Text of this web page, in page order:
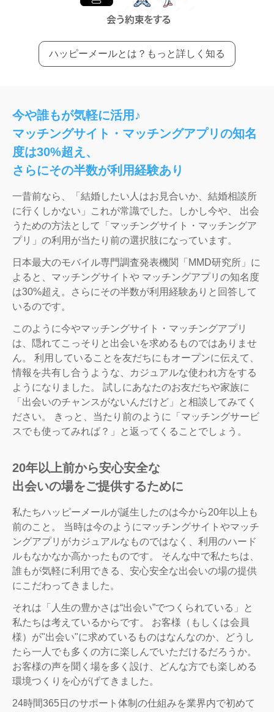
ハッピーメールとは？もっと詳しく知る
今や誰もが気軽に活用♪
マッチングサイト・マッチングアプリの知名
度は30%超え、
さらにその半数が利用経験あり
一昔前なら、「結婚したい人はお見合いか、結婚相談所
に行くしかない」これが常識でした。しかし今や、 出会
うための方法として「マッチングサイト・マッチングア
プリ」の利用が当たり前の選択肢になっています。
日本最大のモバイル専門調査発表機関「MMD研究所」に
よると、マッチングサイトや マッチングアプリの知名度
は30%超え。さらにその半数が利用経験ありと回答して
いるのです。
このように今やマッチングサイト・マッチングアプリ
は、隠れてこっそりと出会いを求めるものではありませ
ん。 利用していることを友だちにもオープンに伝えて、
情報を共有し合うような、カジュアルな使われ方をする
ようになりました。 試しにあなたのお友だちや家族に
「出会いのチャンスがないんだけど」と相談してみてく
ださい。 きっと、当たり前のように「マッチングサービ
スでも使ってみれば？」と返ってくることでしょう。
20年以上前から安心安全な
出会いの場をご提供するために
私たちハッピーメールが誕生したのは今から20年以上も
前のこと。 当時は今のようにマッチングサイトやマッチ
ングアプリがカジュアルなものではなく、利用のハード
ルもなかなか高かったものです。 そんな中で私たちは、
誰もが気軽に利用できる、安心安全な出会いの場の提供
にこだわってきました。
それは「人生の豊かさは“出会い”でつくられている」と
私たちは考えているからです。 お客様（もしくは会員
様）が"出会い"に求めているものはなんなのか、どうし
たら一人でも多くの方に楽しんでいただけるだろうか。
お客様の声を聞く場を多く設け、どんな方でも楽しめる
環境つくりを心がげてきました。
24時間365日のサポート体制の仕組みを業界内で初めて